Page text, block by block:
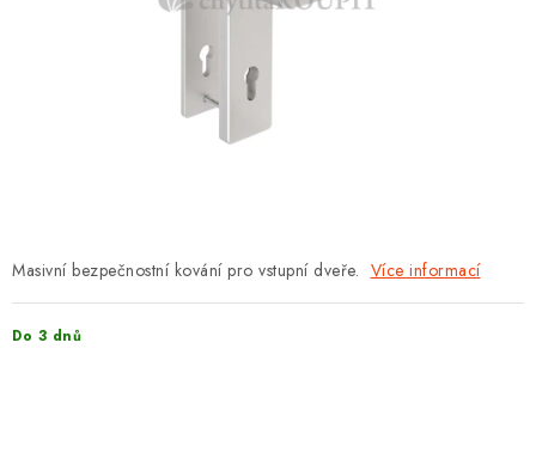
PROTIPOŽÁRNÍ BATERIOVÉ TREZORY NA LITHIOVÉ
NAŠE VÝHODY
REFERENCE
Masivní bezpečnostní kování pro vstupní dveře. Více informací
Do 3 dnů